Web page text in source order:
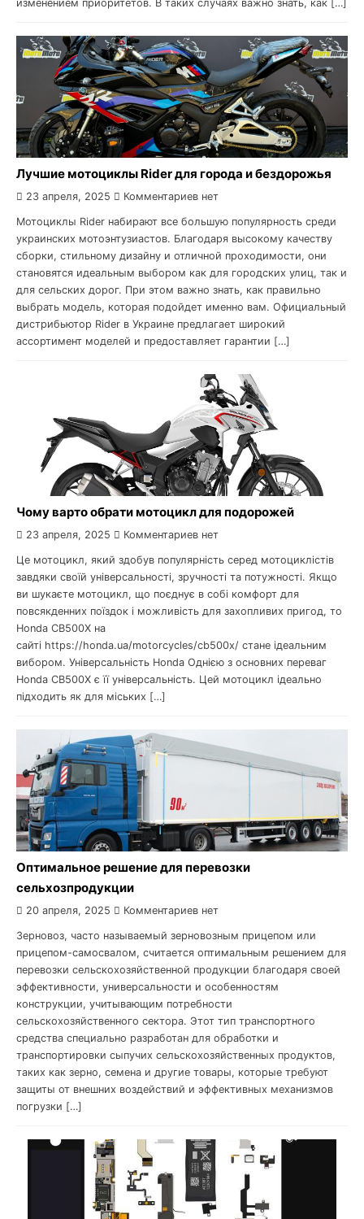
изменением приоритетов. В таких случаях важно знать, как […]
Лучшие мотоциклы Rider для города и бездорожья
23 апреля, 2025 Комментариев нет
Мотоциклы Rider набирают все большую популярность среди
украинских мотоэнтузиастов. Благодаря высокому качеству
сборки, стильному дизайну и отличной проходимости, они
становятся идеальным выбором как для городских улиц, так и
для сельских дорог. При этом важно знать, как правильно
выбрать модель, которая подойдет именно вам. Официальный
дистрибьютор Rider в Украине предлагает широкий
ассортимент моделей и предоставляет гарантии […]
Чому варто обрати мотоцикл для подорожей
23 апреля, 2025 Комментариев нет
Це мотоцикл, який здобув популярність серед мотоциклістів
завдяки своїй універсальності, зручності та потужності. Якщо
ви шукаєте мотоцикл, що поєднує в собі комфорт для
повсякденних поїздок і можливість для захопливих пригод, то
Honda CB500X на
сайті https://honda.ua/motorcycles/cb500x/ стане ідеальним
вибором. Універсальність Honda Однією з основних переваг
Honda CB500X є її універсальність. Цей мотоцикл ідеально
підходить як для міських […]
Оптимальное решение для перевозки
сельхозпродукции
20 апреля, 2025 Комментариев нет
Зерновоз, часто называемый зерновозным прицепом или
прицепом-самосвалом, считается оптимальным решением для
перевозки сельскохозяйственной продукции благодаря своей
эффективности, универсальности и особенностям
конструкции, учитывающим потребности
сельскохозяйственного сектора. Этот тип транспортного
средства специально разработан для обработки и
транспортировки сыпучих сельскохозяйственных продуктов,
таких как зерно, семена и другие товары, которые требуют
защиты от внешних воздействий и эффективных механизмов
погрузки […]